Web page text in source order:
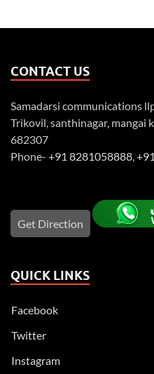
CONTACT US
Samadarsi communications
Trikovil, santhinagar, mangai
682307
Phone- +91 8281058888
Get Direction
QUICK LINKS
Facebook
Twitter
Instagram